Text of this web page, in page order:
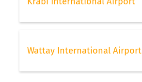
Wattay International Airport